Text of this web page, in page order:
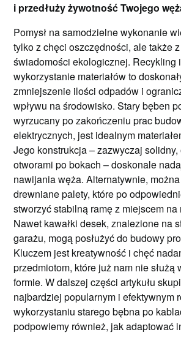
i przedłuży żywotność Twojego
Pomysł na samodzielne wykonanie
tylko z chęci oszczędności, ale także
świadomości ekologicznej. Recykling
wykorzystanie materiałów to
zmniejszenie ilości odpadów i
wpływu na środowisko. Stary bęben
wyrzucany po zakończeniu prac
elektrycznych, jest idealnym
Jego konstrukcja – zazwyczaj solidny,
otworami po bokach – doskonale
nawijania węża. Alternatywnie,
drewniane palety, które po
stworzyć stabilną ramę z miejscem
Nawet kawałki desek, znalezione na
garażu, mogą posłużyć do budowy
Kluczem jest kreatywność i chęć
przedmiotom, które już nam nie służą
formie. W dalszej części artykułu
najbardziej popularnym i efektywnym
wykorzystaniu starego bębna po
podpowiemy również, jak adaptować